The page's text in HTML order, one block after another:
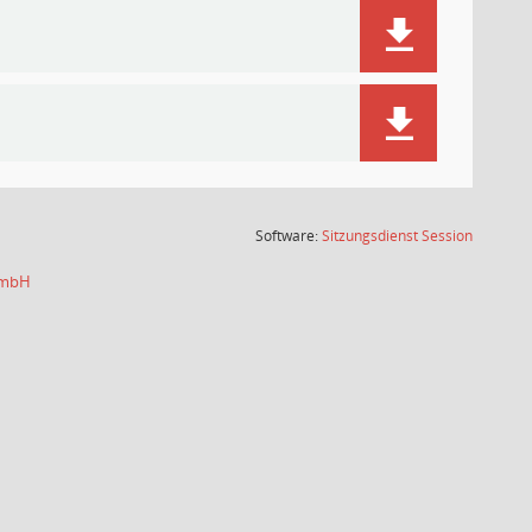
Software:SitzungsdienstSession(Wird in